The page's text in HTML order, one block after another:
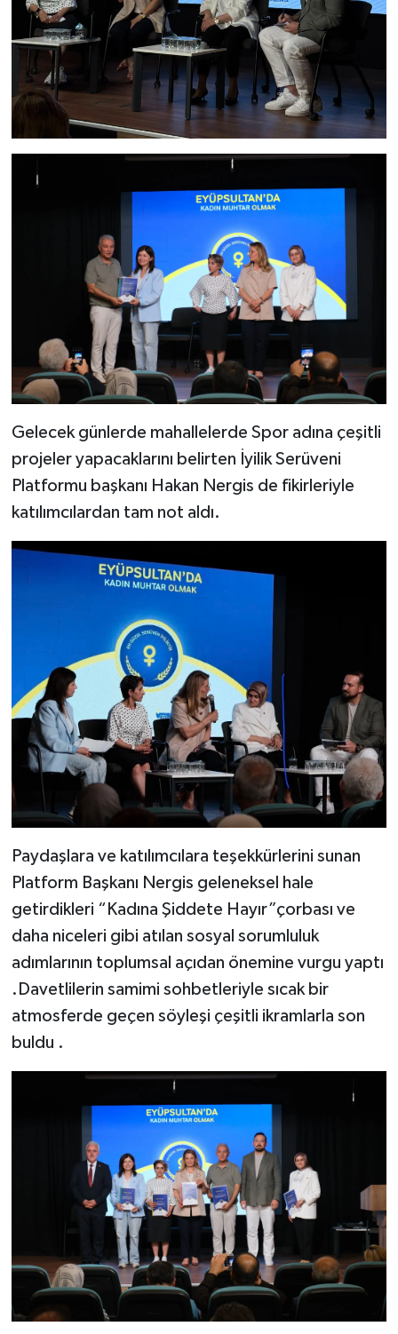
Gelecek günlerde mahallelerde Spor adına çeşitli
projeler yapacaklarını belirten İyilik Serüveni
Platformu başkanı Hakan Nergis de fikirleriyle
katılımcılardan tam not aldı.
Paydaşlara ve katılımcılara teşekkürlerini sunan
Platform Başkanı Nergis geleneksel hale
getirdikleri “Kadına Şiddete Hayır”çorbası ve
daha niceleri gibi atılan sosyal sorumluluk
adımlarının toplumsal açıdan önemine vurgu yaptı
.Davetlilerin samimi sohbetleriyle sıcak bir
atmosferde geçen söyleşi çeşitli ikramlarla son
buldu .